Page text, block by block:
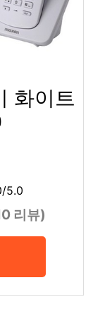
화이트
5.0
리뷰)